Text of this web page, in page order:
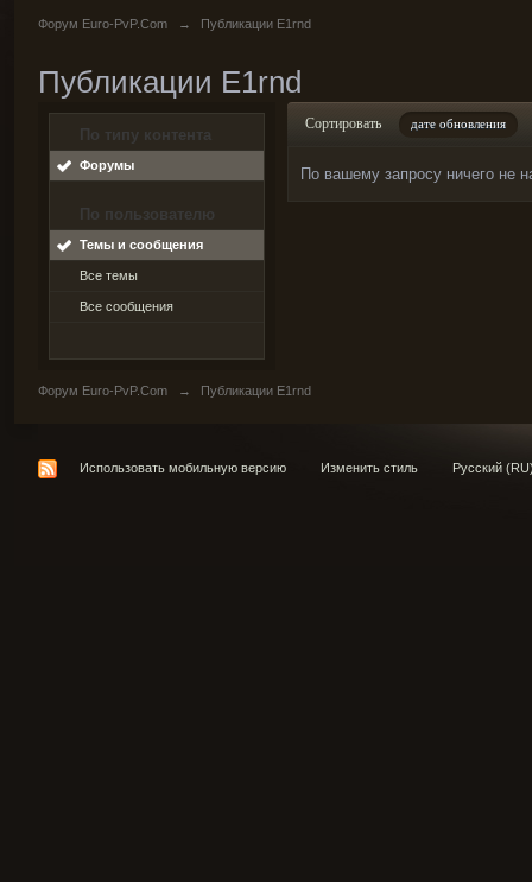
Форум Euro-PvP.Com → Публикации E1rnd
Публикации E1rnd
По типу контента
Форумы
По пользователю
Темы и сообщения
Все темы
Все сообщения
Сортировать дате обновления
По вашему запросу ничего не
Форум Euro-PvP.Com → Публикации E1rnd
Использовать мобильную версию Изменить стиль Русский